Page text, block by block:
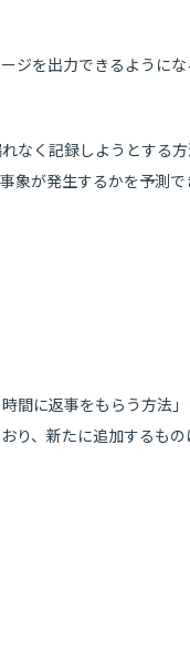
ジを出力できるように
なく記録しようとする
象が発生するかを予測
間に返事をもらう方法
、新たに追加するもの